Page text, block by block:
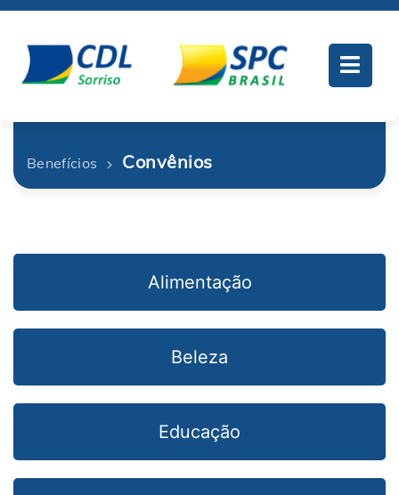
Benefícios Convênios
Alimentação
Beleza
Educação